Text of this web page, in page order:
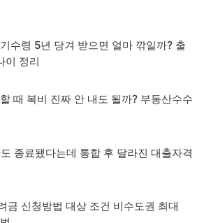
수령 5년 당겨 받으면 얼마 깎일까? 출
이 정리
때 복비 진짜 안 내도 될까? 부동산수수
종료됐다는데 통합 후 달라진 대출자격
금 신청방법 대상 조건 비수도권 최대